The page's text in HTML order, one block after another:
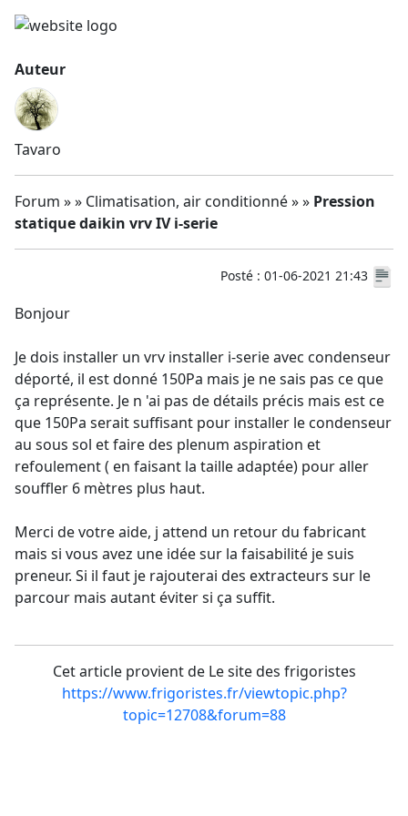
Auteur
Tavaro
Forum » » Climatisation, air conditionné » » Pression
statique daikin vrv IV i-serie
Posté : 01-06-2021 21:43
Bonjour
Je dois installer un vrv installer i-serie avec condenseur
déporté, il est donné 150Pa mais je ne sais pas ce que
ça représente. Je n 'ai pas de détails précis mais est ce
que 150Pa serait suffisant pour installer le condenseur
au sous sol et faire des plenum aspiration et
refoulement ( en faisant la taille adaptée) pour aller
souffler 6 mètres plus haut.
Merci de votre aide, j attend un retour du fabricant
mais si vous avez une idée sur la faisabilité je suis
preneur. Si il faut je rajouterai des extracteurs sur le
parcour mais autant éviter si ça suffit.
Cet article provient de Le site des frigoristes
https://www.frigoristes.fr/viewtopic.php?
topic=12708&forum=88